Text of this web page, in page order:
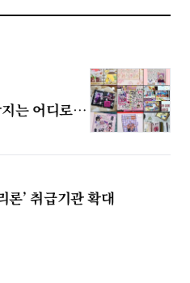
지는 어디로…
론’ 취급기관 확대